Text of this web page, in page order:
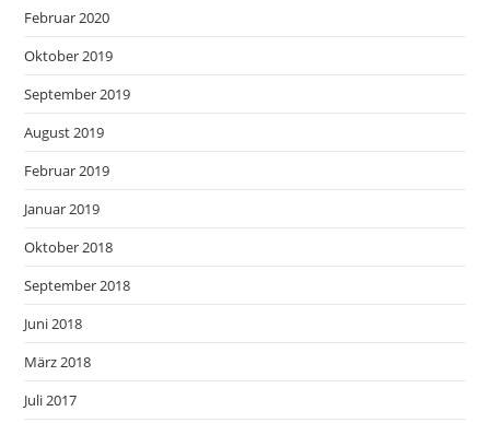
Februar 2020
Oktober 2019
September 2019
August 2019
Februar 2019
Januar 2019
Oktober 2018
September 2018
Juni 2018
März 2018
Juli 2017